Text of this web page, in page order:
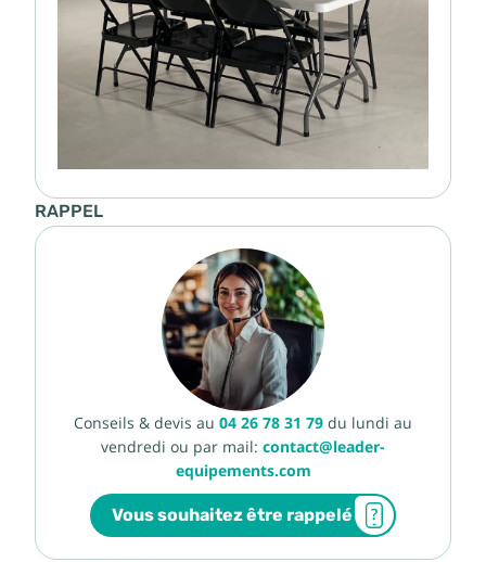
RAPPEL
Conseils & devis au 04 26 78 31 79 du lundi au
vendredi ou par mail: contact@leader-
equipements.com
Vous souhaitez être rappelé